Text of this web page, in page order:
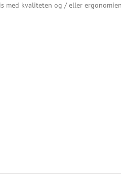
med kvaliteten og / eller